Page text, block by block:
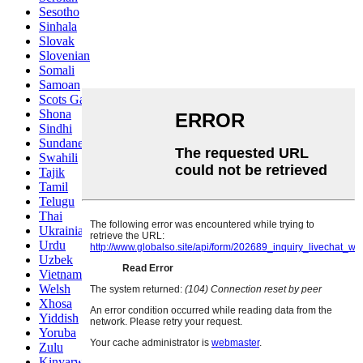
Sesotho
Sinhala
Slovak
Slovenian
Somali
Samoan
Scots Gaelic
Shona
Sindhi
Sundanese
Swahili
Tajik
Tamil
Telugu
Thai
Ukrainian
Urdu
Uzbek
Vietnamese
Welsh
Xhosa
Yiddish
Yoruba
Zulu